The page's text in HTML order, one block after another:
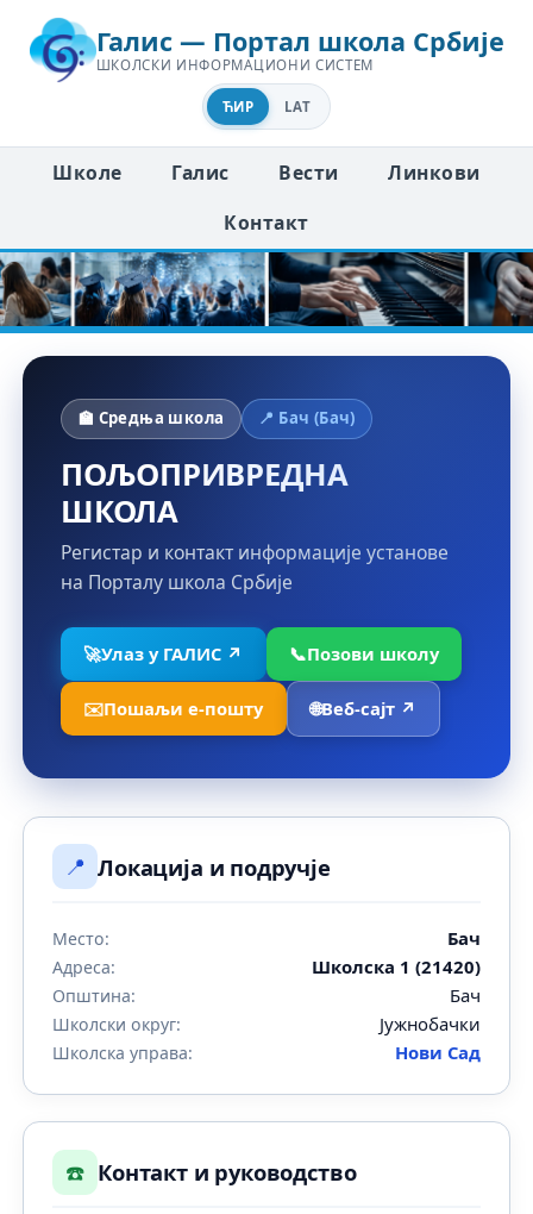
Галис — Портал школа Србије
ШКОЛСКИ ИНФОРМАЦИОНИ СИСТЕМ
ЋИР LAT
Школе Галис Вести
Линкови
Контакт
🏫 Средња школа 📍 Бач (Бач)
ПОЉОПРИВРЕДНА
ШКОЛА
Регистар и контакт информације установе
на Порталу школа Србије
🚀Улаз у ГАЛИС ↗ 📞Позови школу
✉️Пошаљи е-пошту 🌐Веб-сајт ↗
📍 Локација и подручје
Место: Бач
Адреса: Школска 1 (21420)
Општина: Бач
Школски округ: Јужнобачки
Школска управа: Нови Сад
☎️ Контакт и руководство